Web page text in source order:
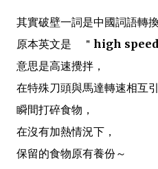
其實破壁一詞是中國詞語轉
原本英文是 ＂ high
意思是高速攪拌，
在特殊刀頭與馬達轉速相互
瞬間打碎食物，
在沒有加熱情況下，
保留的食物原有養份～